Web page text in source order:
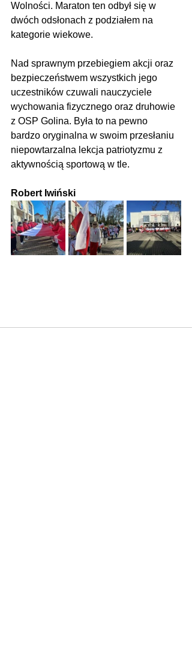
Wolności. Maraton ten odbył się w
dwóch odsłonach z podziałem na
kategorie wiekowe.
Nad sprawnym przebiegiem akcji oraz
bezpieczeństwem wszystkich jego
uczestników czuwali nauczyciele
wychowania fizycznego oraz druhowie
z OSP Golina. Była to na pewno
bardzo oryginalna w swoim przesłaniu
niepowtarzalna lekcja patriotyzmu z
aktywnością sportową w tle.
Robert Iwiński